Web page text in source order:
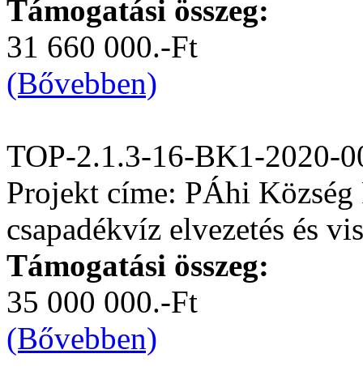
Támogatási összeg:
31 660 000.-Ft
(Bővebben)
TOP-2.1.3-16-BK1-2020-
Projekt címe: PÁhi
csapadékvíz elvezetés és
Támogatási összeg:
35 000 000.-Ft
(Bővebben)